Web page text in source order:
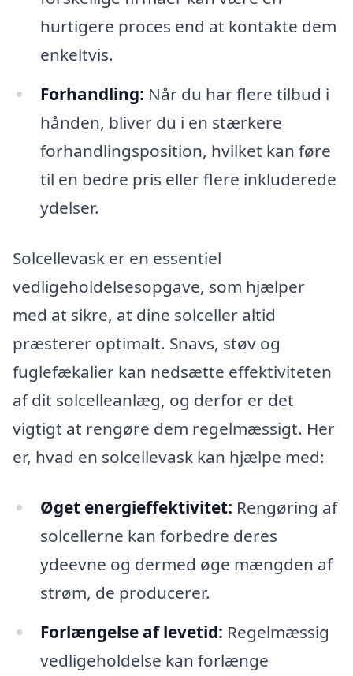
hurtigere proces end at kontakte dem
enkeltvis.
Forhandling: Når du har flere tilbud i
hånden, bliver du i en stærkere
forhandlingsposition, hvilket kan føre
til en bedre pris eller flere inkluderede
ydelser.
Solcellevask er en essentiel
vedligeholdelsesopgave, som hjælper
med at sikre, at dine solceller altid
præsterer optimalt. Snavs, støv og
fuglefækalier kan nedsætte effektiviteten
af dit solcelleanlæg, og derfor er det
vigtigt at rengøre dem regelmæssigt. Her
er, hvad en solcellevask kan hjælpe med:
Øget energieffektivitet: Rengøring af
solcellerne kan forbedre deres
ydeevne og dermed øge mængden af
strøm, de producerer.
Forlængelse af levetid: Regelmæssig
vedligeholdelse kan forlænge